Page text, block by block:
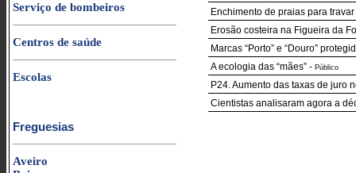
Serviço de bombeiros
Centros de saúde
Escolas
Freguesias
Aveiro
Enchimento de praias para
Erosão costeira na Figueira da
Marcas “Porto” e “Douro”
A ecologia das “mães” - Público
P24. Aumento das taxas de juro
Cientistas analisaram agora a